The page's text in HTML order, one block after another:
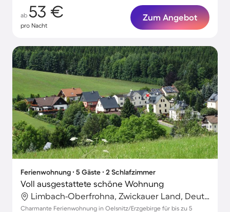
ab 53 €
pro Nacht
Zum Angebot
Ferienwohnung ∙ 5 Gäste ∙ 2 Schlafzimmer
Voll ausgestattete schöne Wohnung
Limbach-Oberfrohna, Zwickauer Land, Deutschland
Charmante Ferienwohnung in Oelsnitz/Erzgebirge für bis zu 5